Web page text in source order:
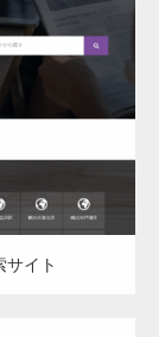
サイト